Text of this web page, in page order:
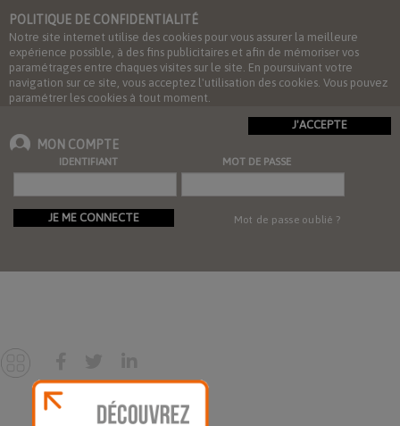
POLITIQUE DE CONFIDENTIALITÉ
Notre site internet utilise des cookies pour vous assurer la meilleure
expérience possible, à des fins publicitaires et afin de mémoriser vos
paramétrages entre chaques visites sur le site. En poursuivant votre
navigation sur ce site, vous acceptez l'utilisation des cookies. Vous pouvez
paramétrer les cookies à tout moment.
J'ACCEPTE
MON COMPTE
IDENTIFIANT MOT DE PASSE
JE ME CONNECTE Mot de passe oublié ?